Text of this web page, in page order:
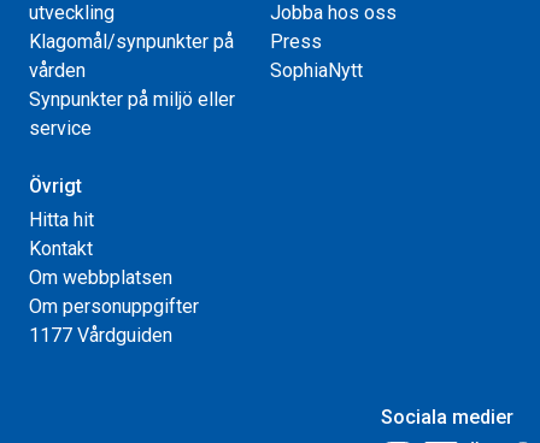
utveckling
Klagomål/synpunkter på
vården
Synpunkter på miljö eller
service
Jobba hos oss
Press
SophiaNytt
Övrigt
Hitta hit
Kontakt
Om webbplatsen
Om personuppgifter
1177 Vårdguiden
Sociala medier